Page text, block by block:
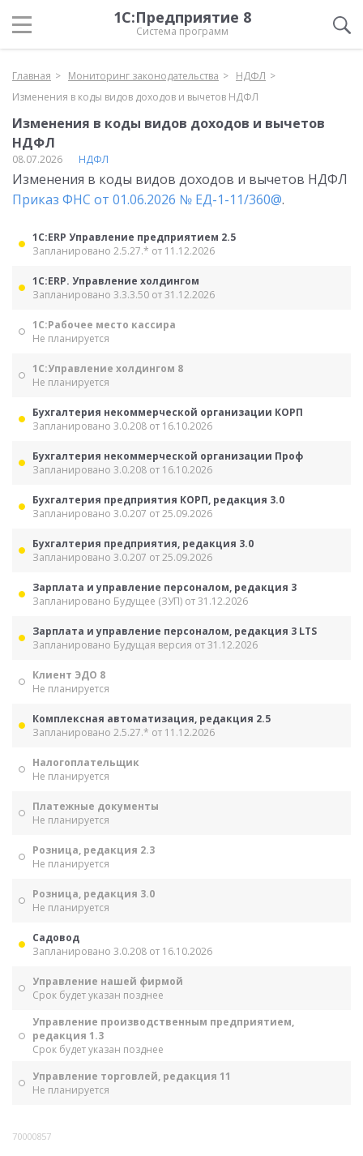
1С:Предприятие 8
Система программ
Главная Мониторинг законодательства
НДФЛ
Изменения в коды видов доходов и вычетов НДФЛ
Изменения в коды видов доходов и вычетов
НДФЛ
08.07.2026 НДФЛ
Изменения в коды видов доходов и вычетов НДФЛ
Приказ ФНС от 01.06.2026 № ЕД-1-11/360@.
1С:ERP Управление предприятием 2.5
Запланировано 2.5.27.* от 11.12.2026
1С:ERP. Управление холдингом
Запланировано 3.3.3.50 от 31.12.2026
1С:Рабочее место кассира
Не планируется
1С:Управление холдингом 8
Не планируется
Бухгалтерия некоммерческой организации КОРП
Запланировано 3.0.208 от 16.10.2026
Бухгалтерия некоммерческой организации Проф
Запланировано 3.0.208 от 16.10.2026
Бухгалтерия предприятия КОРП, редакция 3.0
Запланировано 3.0.207 от 25.09.2026
Бухгалтерия предприятия, редакция 3.0
Запланировано 3.0.207 от 25.09.2026
Зарплата и управление персоналом, редакция 3
Запланировано Будущее (ЗУП) от 31.12.2026
Зарплата и управление персоналом, редакция 3 LTS
Запланировано Будущая версия от 31.12.2026
Клиент ЭДО 8
Не планируется
Комплексная автоматизация, редакция 2.5
Запланировано 2.5.27.* от 11.12.2026
Налогоплательщик
Не планируется
Платежные документы
Не планируется
Розница, редакция 2.3
Не планируется
Розница, редакция 3.0
Не планируется
Садовод
Запланировано 3.0.208 от 16.10.2026
Управление нашей фирмой
Срок будет указан позднее
Управление производственным предприятием,
редакция 1.3
Срок будет указан позднее
Управление торговлей, редакция 11
Не планируется
70000857